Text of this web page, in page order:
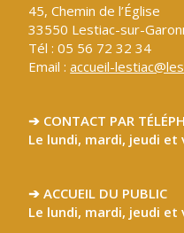
45, Chemin de l’Église
33550 Lestiac-sur-
Tél : 05 56 72 32 34
Email :accueil-
➔ CONTACT PAR
Le lundi, mardi, jeudi
➔ ACCUEIL DU PUBLIC
Le lundi, mardi, jeudi et